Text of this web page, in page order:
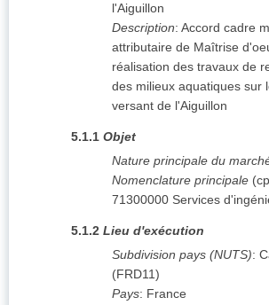
l'Aiguillon
Description: Accord cadre
attributaire de Maîtrise
réalisation des travaux de
des milieux aquatiques sur
versant de l'Aiguillon
5.1.1 Objet
Nature principale du
Nomenclature principale (
71300000 Services
5.1.2 Lieu d'exécution
Subdivision pays (NUTS):
(FRD11)
Pays: France